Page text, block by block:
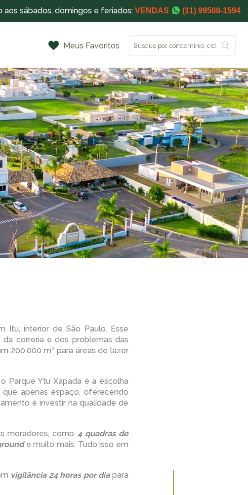
sábados, domingos e feriados: VENDAS (11) 99508-1594
Meus Favoritos
Itu, interior de São Paulo. Esse
correria e dos problemas das
200,000 m² para áreas de lazer
Parque Ytu Xapada é a escolha
apenas espaço, oferecendo
é investir na qualidade de
moradores, como 4 quadras de
e muito mais. Tudo isso em
vigilância 24 horas por diapara